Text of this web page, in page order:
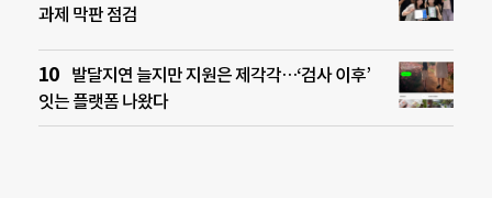
과제 막판 점검
발달지연 늘지만 지원은 제각각…‘검사 이후’
잇는 플랫폼 나왔다